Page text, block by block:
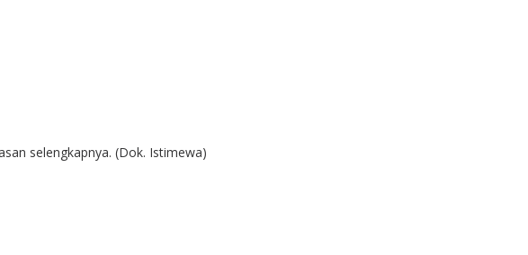
selengkapnya. (Dok. Istimewa)